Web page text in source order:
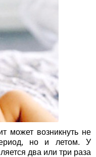
может возникнуть не
но и летом. У
два или три раза